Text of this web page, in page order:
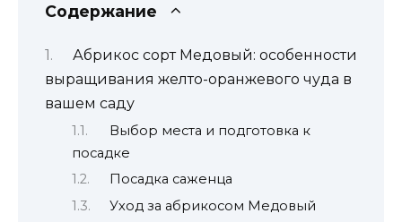
саду
Содержание
Абрикос сорт Медовый: особенности
выращивания желто-оранжевого чуда в
вашем саду
Выбор места и подготовка к
посадке
Посадка саженца
Уход за абрикосом Медовый